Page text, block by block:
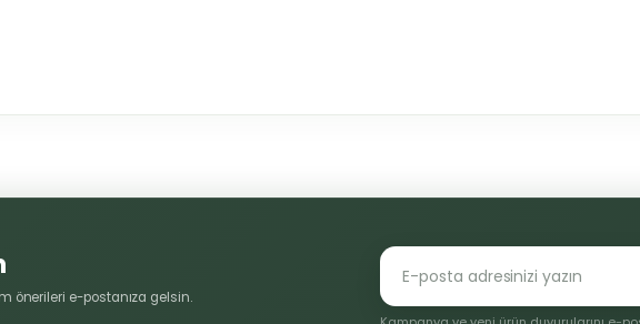
Bu ürüne ilk yorumu siz yapın!
Yorum Yaz
önerileri e-postanıza gelsin.